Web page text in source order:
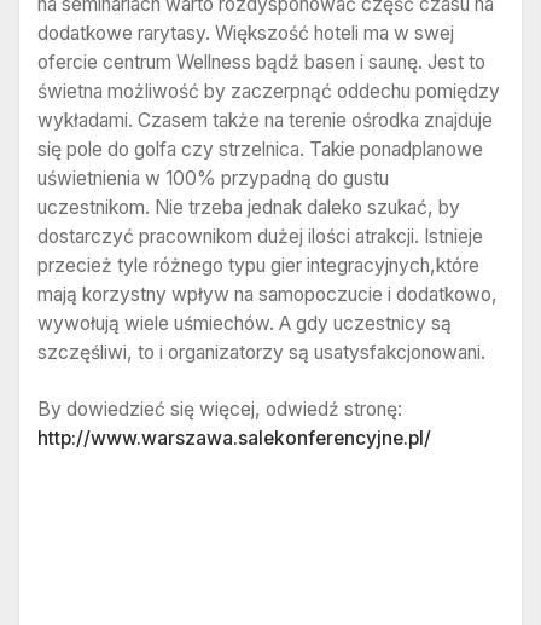
dodatkowe rarytasy. Większość hoteli ma w swej
ofercie centrum Wellness bądź basen i saunę. Jest to
świetna możliwość by zaczerpnąć oddechu pomiędzy
wykładami. Czasem także na terenie ośrodka znajduje
się pole do golfa czy strzelnica. Takie ponadplanowe
uświetnienia w 100% przypadną do gustu
uczestnikom. Nie trzeba jednak daleko szukać, by
dostarczyć pracownikom dużej ilości atrakcji. Istnieje
przecież tyle różnego typu gier integracyjnych,które
mają korzystny wpływ na samopoczucie i dodatkowo,
wywołują wiele uśmiechów. A gdy uczestnicy są
szczęśliwi, to i organizatorzy są usatysfakcjonowani.
By dowiedzieć się więcej, odwiedź stronę:
http://www.warszawa.salekonferencyjne.pl/